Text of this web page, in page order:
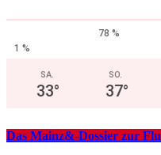
78 %
1 %
SA.
33°
SO.
37°
Das Mainz&-Dossier zur